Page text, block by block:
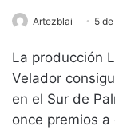
Artezblai 5
La producción
Velador
en el Sur de
once premios